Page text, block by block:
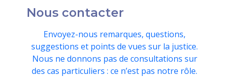
Nous contacter
Envoyez-nous remarques, questions,
suggestions et points de vues sur la justice.
Nous ne donnons pas de consultations sur
des cas particuliers : ce n’est pas notre rôle.